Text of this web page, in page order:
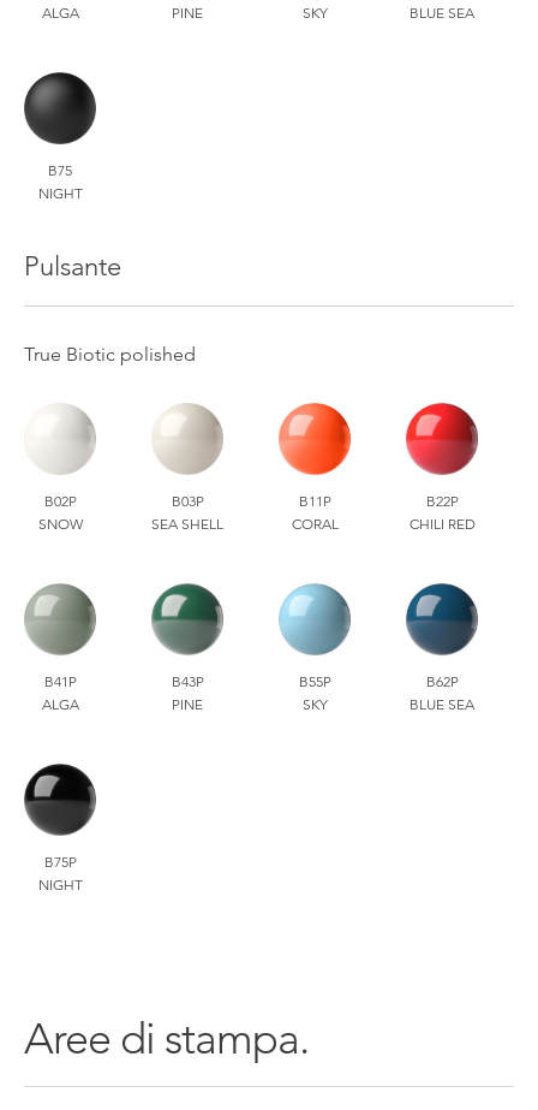
ALGA
PINE
SKY
BLUE SEA
B75
NIGHT
Pulsante
True Biotic polished
B02P
SNOW
B03P
SEA SHELL
B11P
CORAL
B22P
CHILI RED
B41P
ALGA
B43P
PINE
B55P
SKY
B62P
BLUE SEA
B75P
NIGHT
Aree di stampa.